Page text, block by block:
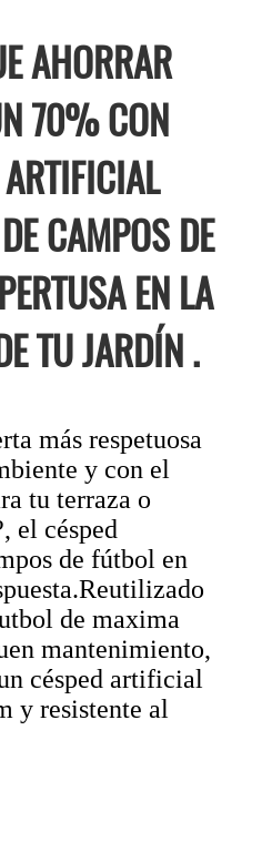
AHORRAR
70% CON
CAMPOS DE
EN LA
TU JARDÍN .
más respetuosa
y con el
tu terraza o
el césped
de fútbol en
de maxima
mantenimiento,
césped artificial
y resistente al